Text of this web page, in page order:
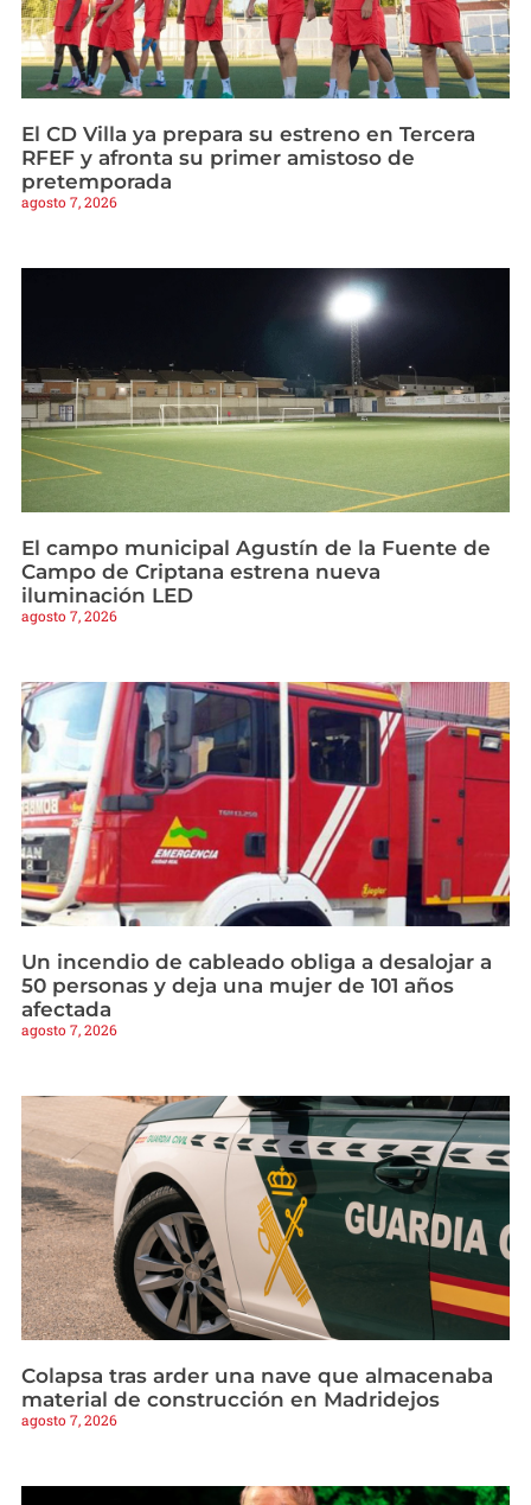
El CD Villa ya prepara su estreno en Tercera
RFEF y afronta su primer amistoso de
pretemporada
agosto 7, 2026
El campo municipal Agustín de la Fuente de
Campo de Criptana estrena nueva
iluminación LED
agosto 7, 2026
Un incendio de cableado obliga a desalojar a
50 personas y deja una mujer de 101 años
afectada
agosto 7, 2026
Colapsa tras arder una nave que almacenaba
material de construcción en Madridejos
agosto 7, 2026